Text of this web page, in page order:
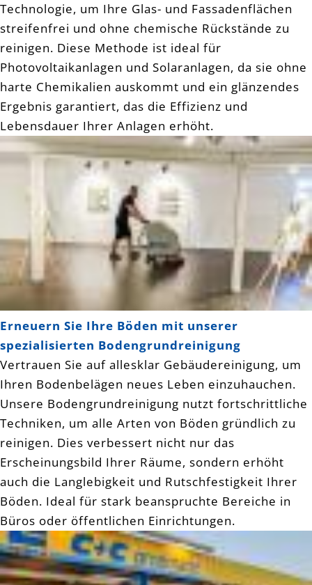
Technologie, um Ihre Glas- und Fassadenflächen
streifenfrei und ohne chemische Rückstände zu
reinigen. Diese Methode ist ideal für
Photovoltaikanlagen und Solaranlagen, da sie ohne
harte Chemikalien auskommt und ein glänzendes
Ergebnis garantiert, das die Effizienz und
Lebensdauer Ihrer Anlagen erhöht.
Erneuern Sie Ihre Böden mit unserer
spezialisierten Bodengrundreinigung
Vertrauen Sie auf allesklar Gebäudereinigung, um
Ihren Bodenbelägen neues Leben einzuhauchen.
Unsere Bodengrundreinigung nutzt fortschrittliche
Techniken, um alle Arten von Böden gründlich zu
reinigen. Dies verbessert nicht nur das
Erscheinungsbild Ihrer Räume, sondern erhöht
auch die Langlebigkeit und Rutschfestigkeit Ihrer
Böden. Ideal für stark beanspruchte Bereiche in
Büros oder öffentlichen Einrichtungen.